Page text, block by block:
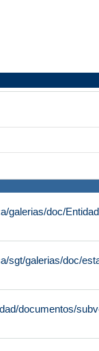
galerias/doc/
sgt/galerias/doc/
documentos/